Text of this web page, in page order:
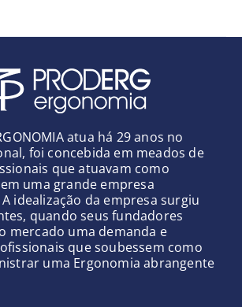
atua há 29 anos no
foi concebida em meados de
que atuavam como
uma grande empresa
idealização da empresa surgiu
quando seus fundadores
mercado uma demanda e
que soubessem como
uma Ergonomia abrangente